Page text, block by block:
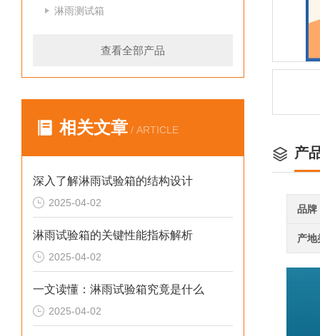
淋雨测试箱
查看全部产品
相关文章 / ARTICLE
深入了解淋雨试验箱的结构设计
2025-04-02
淋雨试验箱的关键性能指标解析
2025-04-02
一文读懂：淋雨试验箱究竟是什么
2025-04-02
产
品牌
产地